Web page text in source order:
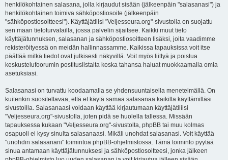
henkilökohtainen salasana, jolla kirjaudut sisään (jälkeenpäin "salasanasi") ja
henkilökohtainen toimiva sähköpostiosoite (jälkeenpäin
"sähköpostiosoitteesi"). Käyttäjätilisi "Veljesseura.org"-sivustolla on suojattu
sen maan tietoturvalailla, jossa palvelin sijaitsee. Kaikki muut tieto
käyttäjätunnuksen, salasanan ja sähköpostiosoitteen lisäksi, joita vaadimme
rekisteröityessä on meidän hallinnassamme. Kaikissa tapauksissa voit itse
päättää mitkä tiedot ovat julkisesti näkyvillä. Voit myös liittyä ja poistua
keskustelufoorumin postituslistalta koska tahansa haluat muokkaamalla omia
asetuksiasi.
Salasanasi on turvattu koodaamalla se yhdensuuntaisella menetelmällä. On
kuitenkin suositeltavaa, että et käytä samaa salasanaa kaikilla käyttämilläsi
sivustoilla. Salasanaasi voidaan käyttää kirjautumaan käyttäjätiliisi
"Veljesseura.org"-sivustolla, joten pidä se huolella tallessa. Missään
tapauksessa kukaan "Veljesseura.org"-sivustolta, phpBB tai muu kolmas
osapuoli ei kysy sinulta salasanaasi. Mikäli unohdat salasanasi. Voit käyttää
"unohdin salasanani" toimintoa phpBB-ohjelmistossa. Tämä toiminto pyytää
sinua antamaan käyttäjätunnuksesi ja sähköpostiosoitteesi, jonka jälkeen